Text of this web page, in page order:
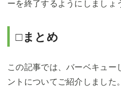
ーを終了するようにしましょ
□まとめ
この記事では、バーベキュー
ントについてご紹介しました。